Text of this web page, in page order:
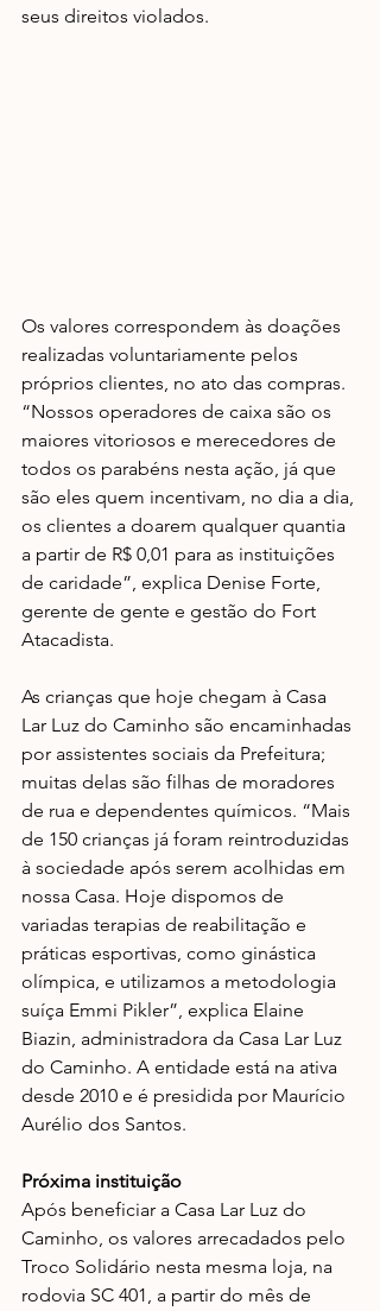
seus direitos violados.
Os valores correspondem às doações
realizadas voluntariamente pelos
próprios clientes, no ato das compras.
“Nossos operadores de caixa são os
maiores vitoriosos e merecedores de
todos os parabéns nesta ação, já que
são eles quem incentivam, no dia a dia,
os clientes a doarem qualquer quantia
a partir de R$ 0,01 para as instituições
de caridade”, explica Denise Forte,
gerente de gente e gestão do Fort
Atacadista.
As crianças que hoje chegam à Casa
Lar Luz do Caminho são encaminhadas
por assistentes sociais da Prefeitura;
muitas delas são filhas de moradores
de rua e dependentes químicos. “Mais
de 150 crianças já foram reintroduzidas
à sociedade após serem acolhidas em
nossa Casa. Hoje dispomos de
variadas terapias de reabilitação e
práticas esportivas, como ginástica
olímpica, e utilizamos a metodologia
suíça Emmi Pikler”, explica Elaine
Biazin, administradora da Casa Lar Luz
do Caminho. A entidade está na ativa
desde 2010 e é presidida por Maurício
Aurélio dos Santos.
Próxima instituição
Após beneficiar a Casa Lar Luz do
Caminho, os valores arrecadados pelo
Troco Solidário nesta mesma loja, na
rodovia SC 401, a partir do mês de